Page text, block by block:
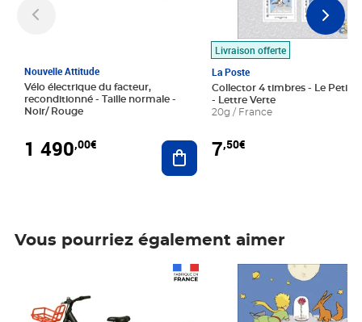
Nouvelle Attitude
Vélo électrique du facteur,
reconditionné - Taille normale -
Noir/ Rouge
1 490,00€ Ajouter au panier
Livraison offerte
La Poste
Collector 4 timbres - Le Petit
- Lettre Verte
20g / France
7,50€
Vous pourriez également aimer
Prix 7,50€